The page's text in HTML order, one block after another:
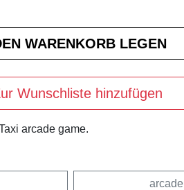
Wunschliste hinzufügen
arcade game.
arcade